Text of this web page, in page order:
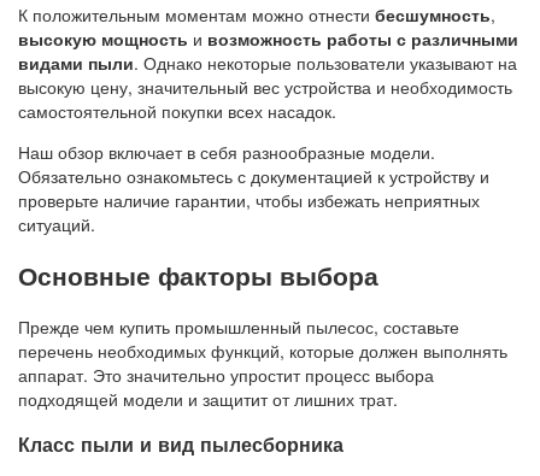
К положительным моментам можно отнести бесшумность,
высокую мощность и возможность работы с различными
видами пыли. Однако некоторые пользователи указывают на
высокую цену, значительный вес устройства и необходимость
самостоятельной покупки всех насадок.
Наш обзор включает в себя разнообразные модели.
Обязательно ознакомьтесь с документацией к устройству и
проверьте наличие гарантии, чтобы избежать неприятных
ситуаций.
Основные факторы выбора
Прежде чем купить промышленный пылесос, составьте
перечень необходимых функций, которые должен выполнять
аппарат. Это значительно упростит процесс выбора
подходящей модели и защитит от лишних трат.
Класс пыли и вид пылесборника